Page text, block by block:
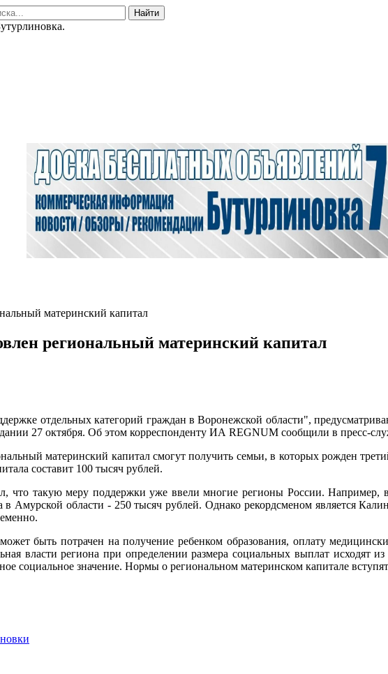
Найти
материнский капитал
региональный материнский капитал
отдельных категорий граждан в Воронежской области",
27 октября. Об этом корреспонденту ИА REGNUM сообщили в пресс-
материнский капитал смогут получить семьи, в которых рожден
составит 100 тысяч рублей.
такую меру поддержки уже ввели многие регионы России. Например, в
Амурской области - 250 тысяч рублей. Однако рекордсменом является
быть потрачен на получение ребенком образования, оплату
власти региона при определении размера социальных выплат исходят
социальное значение. Нормы о региональном материнском капитале